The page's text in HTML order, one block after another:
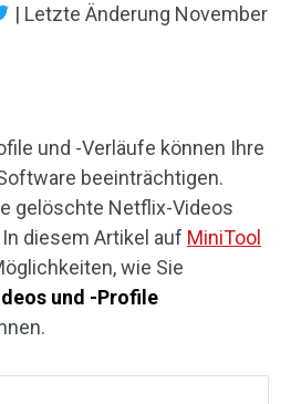
| Letzte Änderung November
und -Verläufe können Ihre
beeinträchtigen.
gelöschte Netflix-Videos
diesem Artikel auf MiniTool
wie Sie
und -Profile